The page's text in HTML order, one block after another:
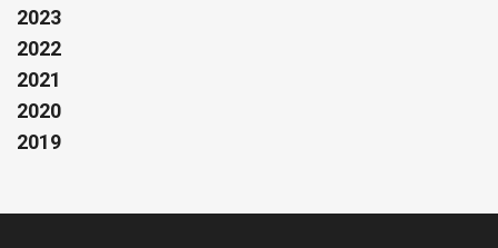
2023
2022
2021
2020
2019